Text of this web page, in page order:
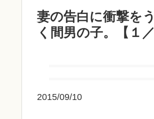
妻の告白に衝撃を
く間男の子。【１／
2015/09/10